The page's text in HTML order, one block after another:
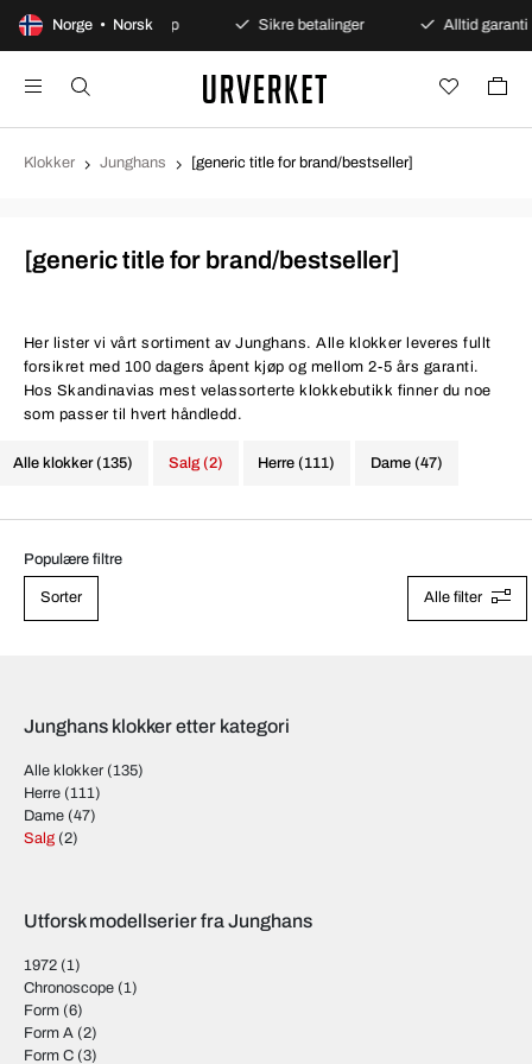
Norge • Norsk
100 dagers åpent kjøp Sikre betalinger Alltid garanti
Klokker Junghans [generic title for brand/bestseller]
[generic title for brand/bestseller]
Her lister vi vårt sortiment av Junghans. Alle klokker leveres fullt
forsikret med 100 dagers åpent kjøp og mellom 2-5 års garanti.
Hos Skandinavias mest velassorterte klokkebutikk finner du noe
som passer til hvert håndledd.
Alle klokker (135) Herre (111) Dame (47)
Salg (2)
Populære filtre
Sorter Alle filter
Junghans klokker etter kategori
Alle klokker (135)
Herre (111)
Dame (47)
Salg (2)
Utforsk modellserier fra Junghans
1972 (1)
Chronoscope (1)
Form (6)
Form A (2)
Form C (3)